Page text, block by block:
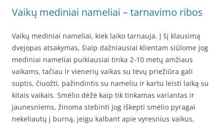
Vaikų mediniai nameliai – tarnavimo ribos
Vaikų mediniai nameliai, kiek laiko tarnauja. Į šį klausimą
dvejopas atsakymas, šiaip dažniausiai klientam siūlome jog
mediniai nameliai puikiausiai tinka 2-10 metų amžiaus
vaikams, tačiau ir vienerių vaikas su tėvų priežiūra gali
suptis, čiuožti, pažindintis su nameliu ir kartu leisti laiką su
kitais vaikais. Smėlio dėžė kaip tik tinkamas variantas ir
jaunesniems, žinoma stebinti jog iškepti smėlio pyragai
nekeliautų į burną, jeigu kalbant apie vyresnius vaikus,